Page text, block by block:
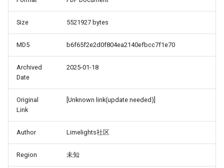
Size 5521927 bytes
MD5 b6f65f2e2d0f804ea2140efbcc7f1e70
Archived
Date
2025-01-18
Original
Link
[Unknown link(update needed)]
Author Limelights社区
Region 未知